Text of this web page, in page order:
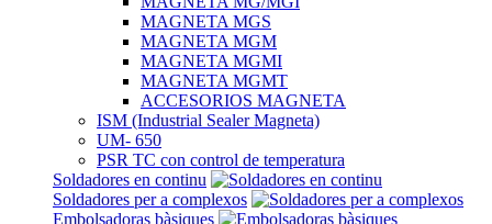
MAGNETA MGS
MAGNETA MGM
MAGNETA MGMI
MAGNETA MGMT
ACCESORIOS MAGNETA
ISM (Industrial Sealer Magneta)
UM- 650
PSR TC con control de temperatura
Soldadores en continu
Soldadores per a complexos
Embolsadoras bàsiques